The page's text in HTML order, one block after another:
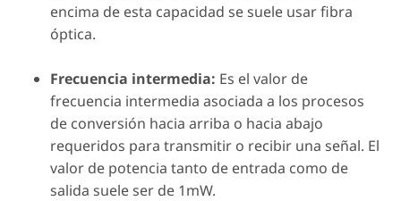
encima de esta capacidad se suele usar fibra
óptica.
Frecuencia intermedia: Es el valor de
frecuencia intermedia asociada a los procesos
de conversión hacia arriba o hacia abajo
requeridos para transmitir o recibir una señal. El
valor de potencia tanto de entrada como de
salida suele ser de 1mW.